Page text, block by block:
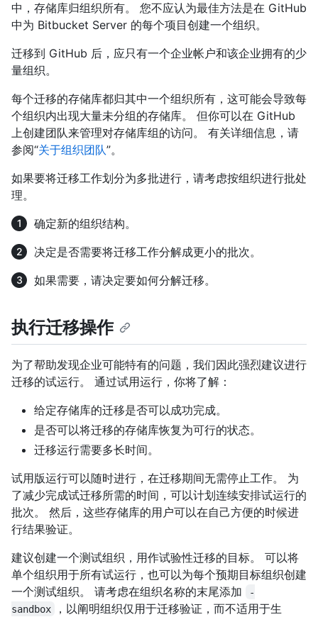
中，存储库归组织所有。 您不应认为最佳方法是在 GitHub
中为 Bitbucket Server 的每个项目创建一个组织。
迁移到 GitHub 后，应只有一个企业帐户和该企业拥有的少
量组织。
每个迁移的存储库都归其中一个组织所有，这可能会导致每
个组织内出现大量未分组的存储库。 但你可以在 GitHub
上创建团队来管理对存储库组的访问。 有关详细信息，请
参阅“关于组织团队”。
如果要将迁移工作划分为多批进行，请考虑按组织进行批处
理。
确定新的组织结构。
决定是否需要将迁移工作分解成更小的批次。
如果需要，请决定要如何分解迁移。
执行迁移操作
为了帮助发现企业可能特有的问题，我们因此强烈建议进行
迁移的试运行。 通过试用运行，你将了解：
给定存储库的迁移是否可以成功完成。
是否可以将迁移的存储库恢复为可行的状态。
迁移运行需要多长时间。
试用版运行可以随时进行，在迁移期间无需停止工作。 为
了减少完成试迁移所需的时间，可以计划连续安排试运行的
批次。 然后，这些存储库的用户可以在自己方便的时候进
行结果验证。
建议创建一个测试组织，用作试验性迁移的目标。 可以将
单个组织用于所有试运行，也可以为每个预期目标组织创建
一个测试组织。 请考虑在组织名称的末尾添加
-
sandbox
，以阐明组织仅用于迁移验证，而不适用于生